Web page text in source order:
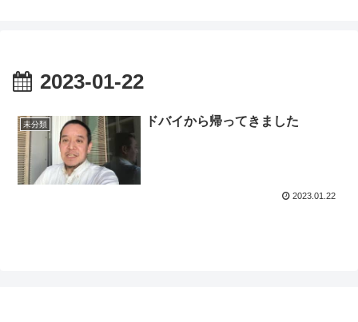
2023-01-22
未分類 ドバイから帰ってきました
2023.01.22